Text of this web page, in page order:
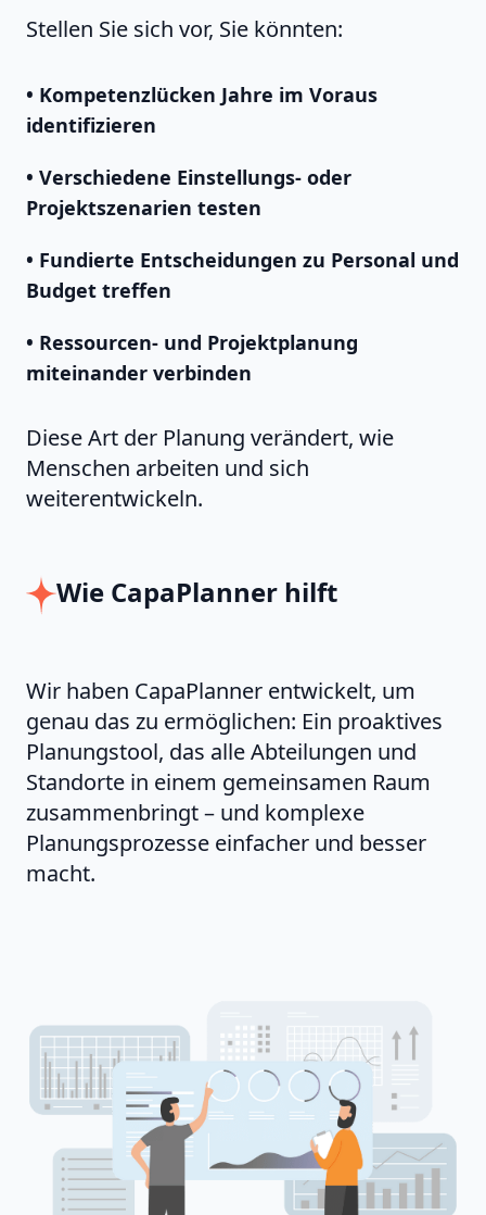
Stellen Sie sich vor, Sie könnten:
• Kompetenzlücken Jahre im Voraus
identifizieren
• Verschiedene Einstellungs- oder
Projektszenarien testen
• Fundierte Entscheidungen zu Personal und
Budget treffen
• Ressourcen- und Projektplanung
miteinander verbinden
Diese Art der Planung verändert, wie
Menschen arbeiten und sich
weiterentwickeln.
Wie CapaPlanner hilft
Wir haben CapaPlanner entwickelt, um
genau das zu ermöglichen: Ein proaktives
Planungstool, das alle Abteilungen und
Standorte in einem gemeinsamen Raum
zusammenbringt – und komplexe
Planungsprozesse einfacher und besser
macht.